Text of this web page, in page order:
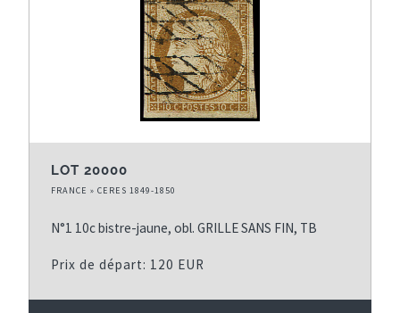
t
e
n
è
e
e
LOT 20000
FRANCE » CERES 1849-1850
N°1 10c bistre-jaune, obl. GRILLE SANS FIN, TB
Prix de départ: 120 EUR